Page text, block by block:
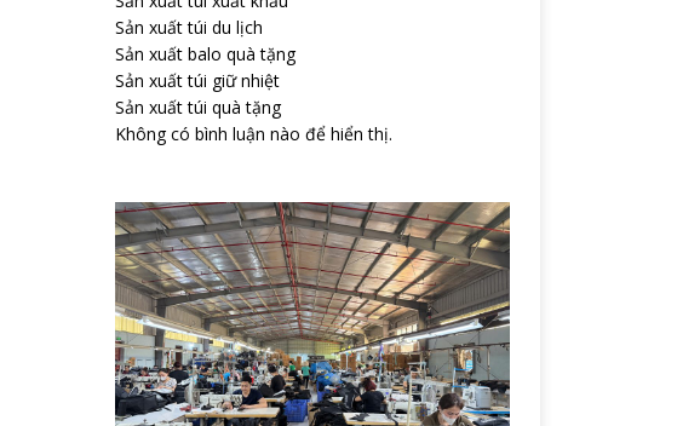
Sản xuất túi du lịch
Sản xuất balo quà tặng
Sản xuất túi giữ nhiệt
Sản xuất túi quà tặng
Không có bình luận nào để hiển thị.